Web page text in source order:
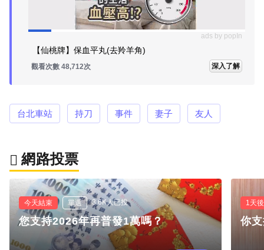
ads by popIn
【仙桃牌】保血平丸(去羚羊角)
觀看次數 48,712次 深入了解
台北車站 持刀 事件 妻子 友人
網路投票
今天結束 單選 3.6K人已投
您支持2026年再普發1萬嗎？
1天
你